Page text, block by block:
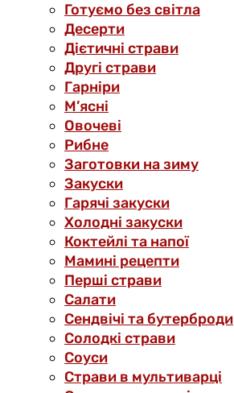
Готуємо без світла
Десерти
Дієтичні страви
Другі страви
Гарніри
М’ясні
Овочеві
Рибне
Заготовки на зиму
Закуски
Гарячі закуски
Холодні закуски
Коктейлі та напої
Мамині рецепти
Перші страви
Салати
Сендвічі та бутерброди
Солодкі страви
Соуси
Страви в мультиварці